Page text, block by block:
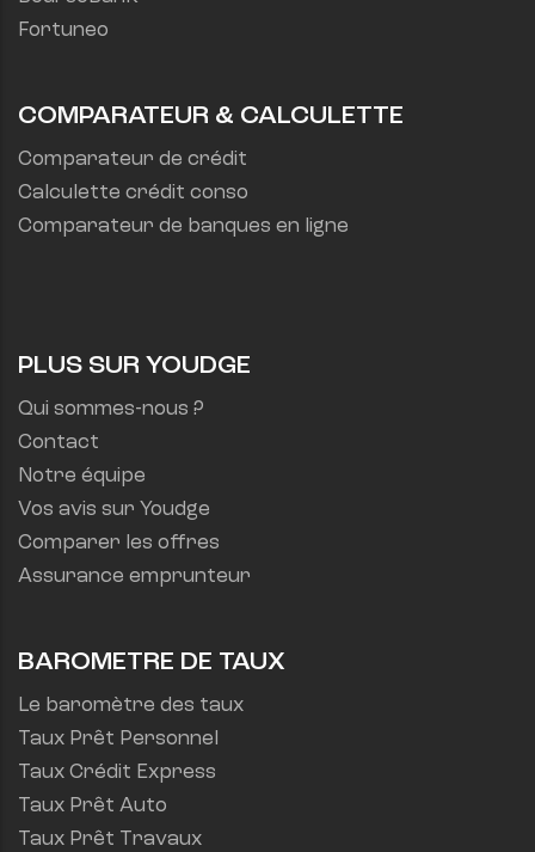
Fortuneo
COMPARATEUR & CALCULETTE
Comparateur de crédit
Calculette crédit conso
Comparateur de banques en ligne
PLUS SUR YOUDGE
Qui sommes-nous ?
Contact
Notre équipe
Vos avis sur Youdge
Comparer les offres
Assurance emprunteur
BAROMETRE DE TAUX
Le baromètre des taux
Taux Prêt Personnel
Taux Crédit Express
Taux Prêt Auto
Taux Prêt Travaux